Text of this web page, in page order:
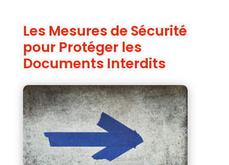
Les Mesures de Sécurité
pour Protéger les
Documents Interdits